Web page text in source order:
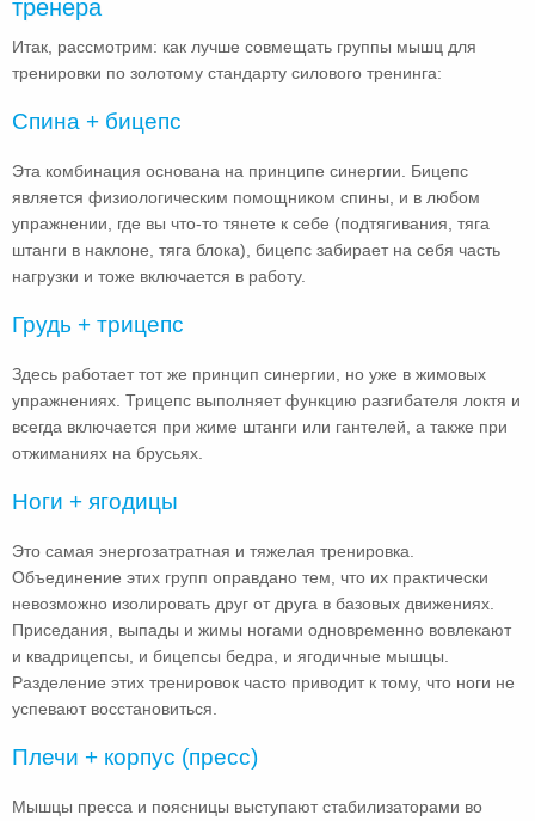
тренера
Итак, рассмотрим: как лучше совмещать группы мышц для
тренировки по золотому стандарту силового тренинга:
Спина + бицепс
Эта комбинация основана на принципе синергии. Бицепс
является физиологическим помощником спины, и в любом
упражнении, где вы что-то тянете к себе (подтягивания, тяга
штанги в наклоне, тяга блока), бицепс забирает на себя часть
нагрузки и тоже включается в работу.
Грудь + трицепс
Здесь работает тот же принцип синергии, но уже в жимовых
упражнениях. Трицепс выполняет функцию разгибателя локтя и
всегда включается при жиме штанги или гантелей, а также при
отжиманиях на брусьях.
Ноги + ягодицы
Это самая энергозатратная и тяжелая тренировка.
Объединение этих групп оправдано тем, что их практически
невозможно изолировать друг от друга в базовых движениях.
Приседания, выпады и жимы ногами одновременно вовлекают
и квадрицепсы, и бицепсы бедра, и ягодичные мышцы.
Разделение этих тренировок часто приводит к тому, что ноги не
успевают восстановиться.
Плечи + корпус (пресс)
Мышцы пресса и поясницы выступают стабилизаторами во